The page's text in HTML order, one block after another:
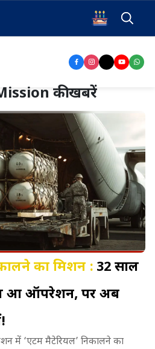
की खबरें
का मिशन : 32 साल
हुआ ऑपरेशन, पर अब
में ‘एटम मैटेरियल’ निकालने का